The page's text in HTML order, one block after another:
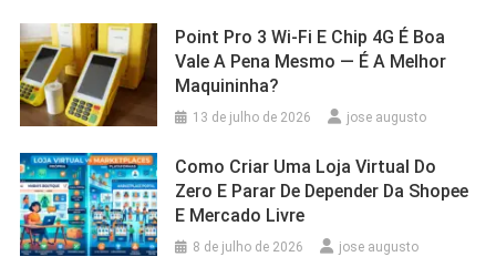
Point Pro 3 Wi‑Fi E Chip 4G É Boa
Vale A Pena Mesmo — É A Melhor
Maquininha?
13 de julho de 2026 jose augusto
Como Criar Uma Loja Virtual Do
Zero E Parar De Depender Da Shopee
E Mercado Livre
8 de julho de 2026 jose augusto